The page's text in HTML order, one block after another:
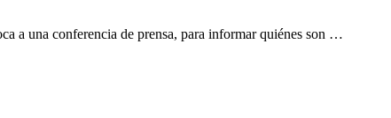
a una conferencia de prensa, para informar quiénes son …